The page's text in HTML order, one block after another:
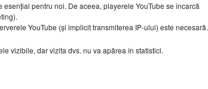
pentru noi. De aceea, playerele YouTube se încarcă
YouTube (și implicit transmiterea IP-ului) este necesară.
vizibile, dar vizita dvs. nu va apărea în statistici.
CONFIDENȚIALITATE & COOKIES